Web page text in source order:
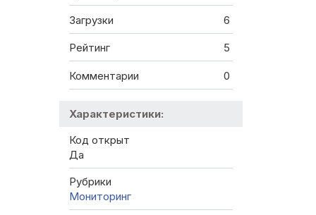
Загрузки 6
Рейтинг 5
Комментарии 0
Характеристики:
Код открыт
Да
Рубрики
Мониторинг